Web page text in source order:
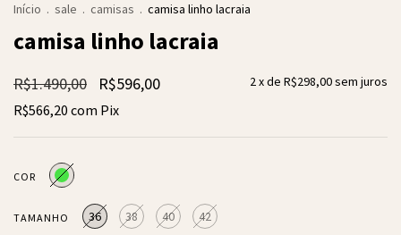
Início . sale . camisas . camisa linho lacraia
camisa linho lacraia
R$1.490,00 R$596,00 2x de R$298,00sem juros
R$566,20 com Pix
COR
TAMANHO 36 38 40 42